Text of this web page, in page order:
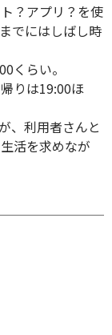
？アプリ？を使
でにはしばし時
くらい。
りは19:00ほ
、利用者さんと
活を求めなが